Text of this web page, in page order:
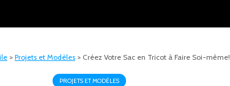
> Projets et Modèles > Créez Votre Sac en Tricot à Faire Soi-même!
PROJETS ET MODÈLES